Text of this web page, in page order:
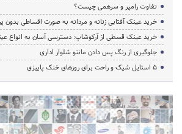
تفاوت رامپر و سرهمی چیست؟
خرید عینک آفتابی زنانه و مردانه به صورت اقساطی
خرید عینک قسطی از آرکوشاپ: دسترسی آسان به انواع
جلوگیری از رنگ پس دادن مانتو شلوار اداری
۵ استایل شیک و راحت برای روزهای خنک پاییزی